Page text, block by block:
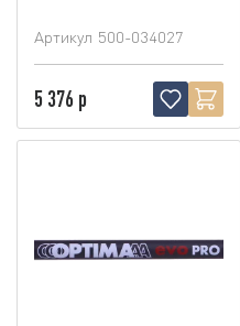
Артикул 500-034027
5 376 р